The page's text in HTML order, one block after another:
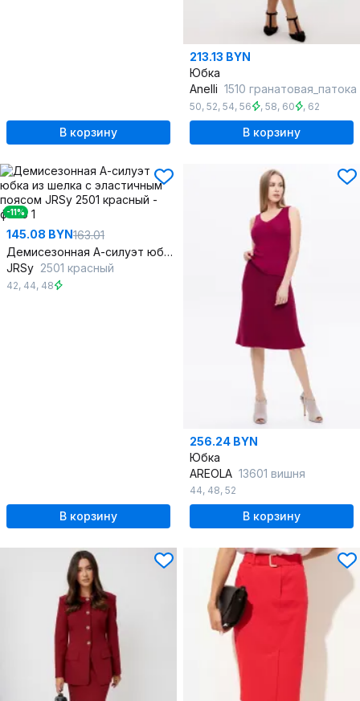
В корзину
213.13 BYN
Юбка
Anelli 1510 гранатовая_патока
50, 52, 54, 56 , 58, 60 , 62
В корзину
-11%
145.08 BYN163.01
Демисезонная А-силуэт юбка из шелка с эластичным поясом
JRSy 2501 красный
42, 44, 48
В корзину
256.24 BYN
Юбка
AREOLA 13601 вишня
44, 48, 52
В корзину